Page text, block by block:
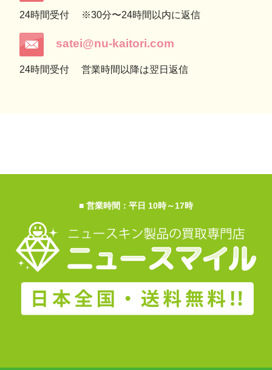
24時間受付 ※30分〜24時間以内に返信
satei@nu-kaitori.com
24時間受付 営業時間以降は翌日返信
■ 営業時間：平日 10時～17時